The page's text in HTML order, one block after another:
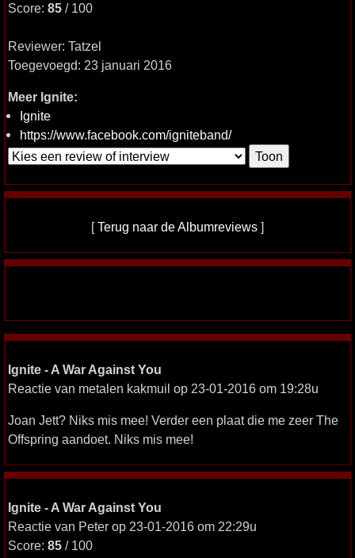
Score: 85 / 100
Reviewer: Tatzel
Toegevoegd: 23 januari 2016
Meer Ignite:
Ignite
https://www.facebook.com/igniteband/
[Terug naar de Albumreviews ]
Ignite - A War Against You
Reactie van metalen kakmuil op 23-01-2016 om 19:28u
Joan Jett? Niks mis mee! Verder een plaat die me zeer The
Offspring aandoet. Niks mis mee!
Ignite - A War Against You
Reactie van Peter op 23-01-2016 om 22:29u
Score: 85 / 100